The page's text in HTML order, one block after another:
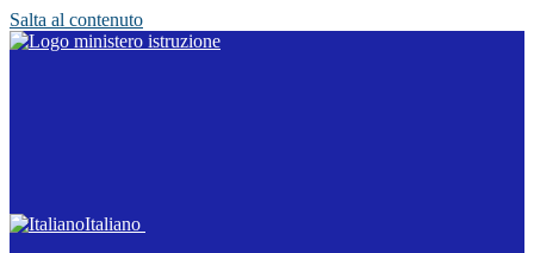
Salta al contenuto
Italiano